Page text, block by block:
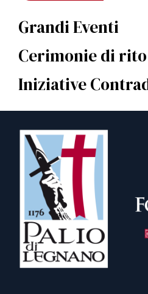
Grandi Eventi
Cerimonie di rito
Iniziative